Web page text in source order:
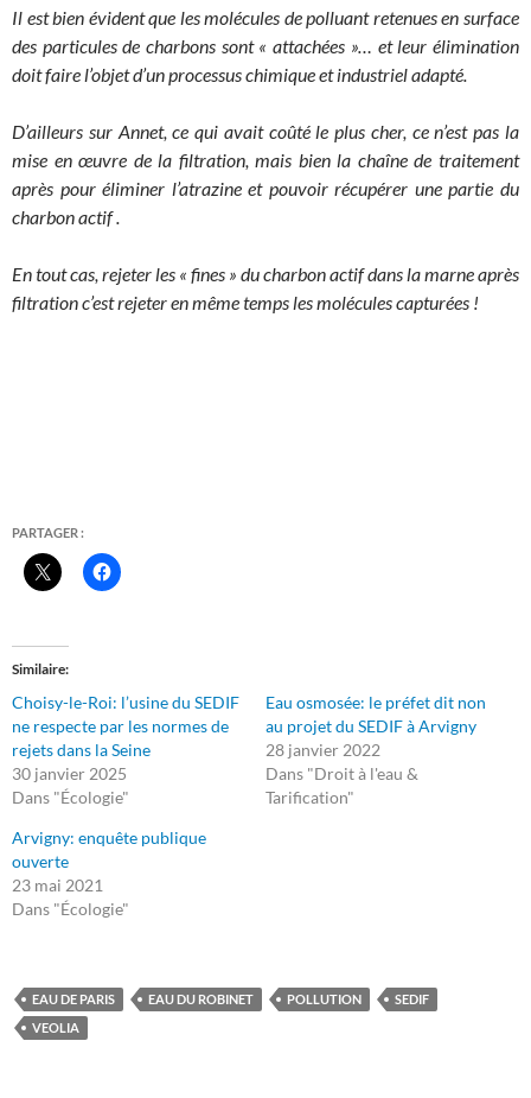
Il est bien évident que les molécules de polluant retenues en surface
des particules de charbons sont « attachées »… et leur élimination
doit faire l’objet d’un processus chimique et industriel adapté.
D’ailleurs sur Annet, ce qui avait coûté le plus cher, ce n’est pas la
mise en œuvre de la filtration, mais bien la chaîne de traitement
après pour éliminer l’atrazine et pouvoir récupérer une partie du
charbon actif .
En tout cas, rejeter les « fines » du charbon actif dans la marne après
filtration c’est rejeter en même temps les molécules capturées !
PARTAGER :
Similaire
Choisy-le-Roi: l’usine du SEDIF
ne respecte par les normes de
rejets dans la Seine
30 janvier 2025
Dans "Écologie"
Eau osmosée: le préfet dit non
au projet du SEDIF à Arvigny
28 janvier 2022
Dans "Droit à l'eau &
Tarification"
Arvigny: enquête publique
ouverte
23 mai 2021
Dans "Écologie"
EAU DE PARIS EAU DU ROBINET POLLUTION
SEDIF
VEOLIA